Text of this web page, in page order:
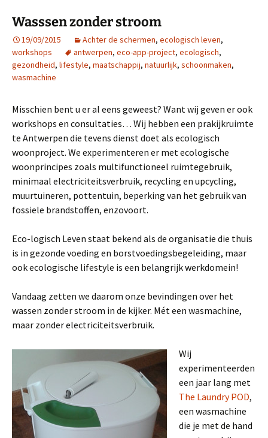
Wasssen zonder stroom
19/09/2015 Achter de schermen, ecologisch leven,
workshops
antwerpen, eco-app-project, ecologisch,
gezondheid, lifestyle, maatschappij, natuurlijk, schoonmaken,
wasmachine
Misschien bent u er al eens geweest? Want wij geven er ook
workshops en consultaties… Wij hebben een prakijkruimte
te Antwerpen die tevens dienst doet als ecologisch
woonproject. We experimenteren er met ecologische
woonprincipes zoals multifunctioneel ruimtegebruik,
minimaal electriciteitsverbruik, recycling en upcycling,
muurtuineren, pottentuin, beperking van het gebruik van
fossiele brandstoffen, enzovoort.
Eco-logisch Leven staat bekend als de organisatie die thuis
is in gezonde voeding en borstvoedingsbegeleiding, maar
ook ecologische lifestyle is een belangrijk werkdomein!
Vandaag zetten we daarom onze bevindingen over het
wassen zonder stroom in de kijker. Mét een wasmachine,
maar zonder electriciteitsverbruik.
Wij
experimenteerden
een jaar lang met
The Laundry POD,
een wasmachine
die je met de hand